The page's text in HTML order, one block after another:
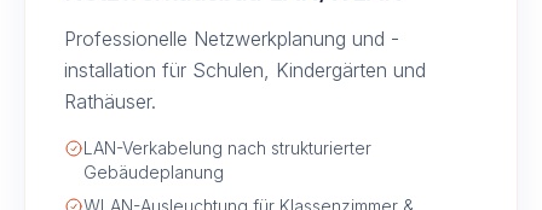
Professionelle Netzwerkplanung und -
installation für Schulen, Kindergärten und
Rathäuser.
LAN-Verkabelung nach strukturierter
Gebäudeplanung
WLAN-Ausleuchtung für Klassenzimmer &